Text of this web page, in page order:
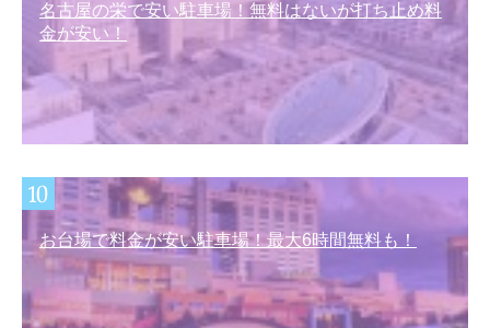
名古屋の栄で安い駐車場！無料はないが打ち止め料
金が安い！
お台場で料金が安い駐車場！最大6時間無料も！